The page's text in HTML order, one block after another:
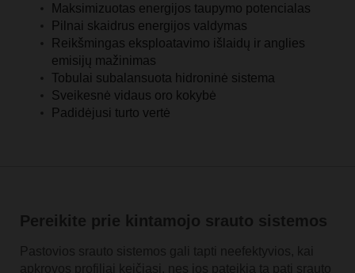
Maksimizuotas energijos taupymo potencialas
Pilnai skaidrus energijos valdymas
Reikšmingas eksploatavimo išlaidų ir anglies
emisijų mažinimas
Tobulai subalansuota hidroninė sistema
Sveikesnė vidaus oro kokybė
Padidėjusi turto vertė
Pereikite prie kintamojo srauto sistemos
Pastovios srauto sistemos gali tapti neefektyvios, kai
apkrovos profiliai keičiasi, nes jos pateikia tą patį srauto